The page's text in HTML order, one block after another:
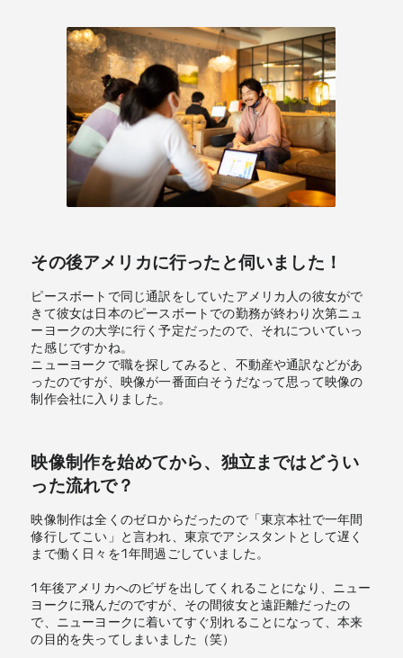
その後アメリカに行ったと伺いました！
ピースボートで同じ通訳をしていたアメリカ人の彼女がで
きて彼女は日本のピースボートでの勤務が終わり次第ニュ
ーヨークの大学に行く予定だったので、それについていっ
た感じですかね。
ニューヨークで職を探してみると、不動産や通訳などがあ
ったのですが、映像が一番面白そうだなって思って映像の
制作会社に入りました。
映像制作を始めてから、独立まではどうい
った流れで？
映像制作は全くのゼロからだったので「東京本社で一年間
修行してこい」と言われ、東京でアシスタントとして遅く
まで働く日々を1年間過ごしていました。
1年後アメリカへのビザを出してくれることになり、ニュー
ヨークに飛んだのですが、その間彼女と遠距離だったの
で、ニューヨークに着いてすぐ別れることになって、本来
の目的を失ってしまいました（笑）